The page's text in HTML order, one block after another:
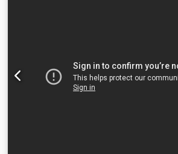
obsahu CO2 (provozní hodnota) až: 7
ocel Výbava: CO2-injekce; zklidňovací
ovládacím panelem pro regulaci CO2 a